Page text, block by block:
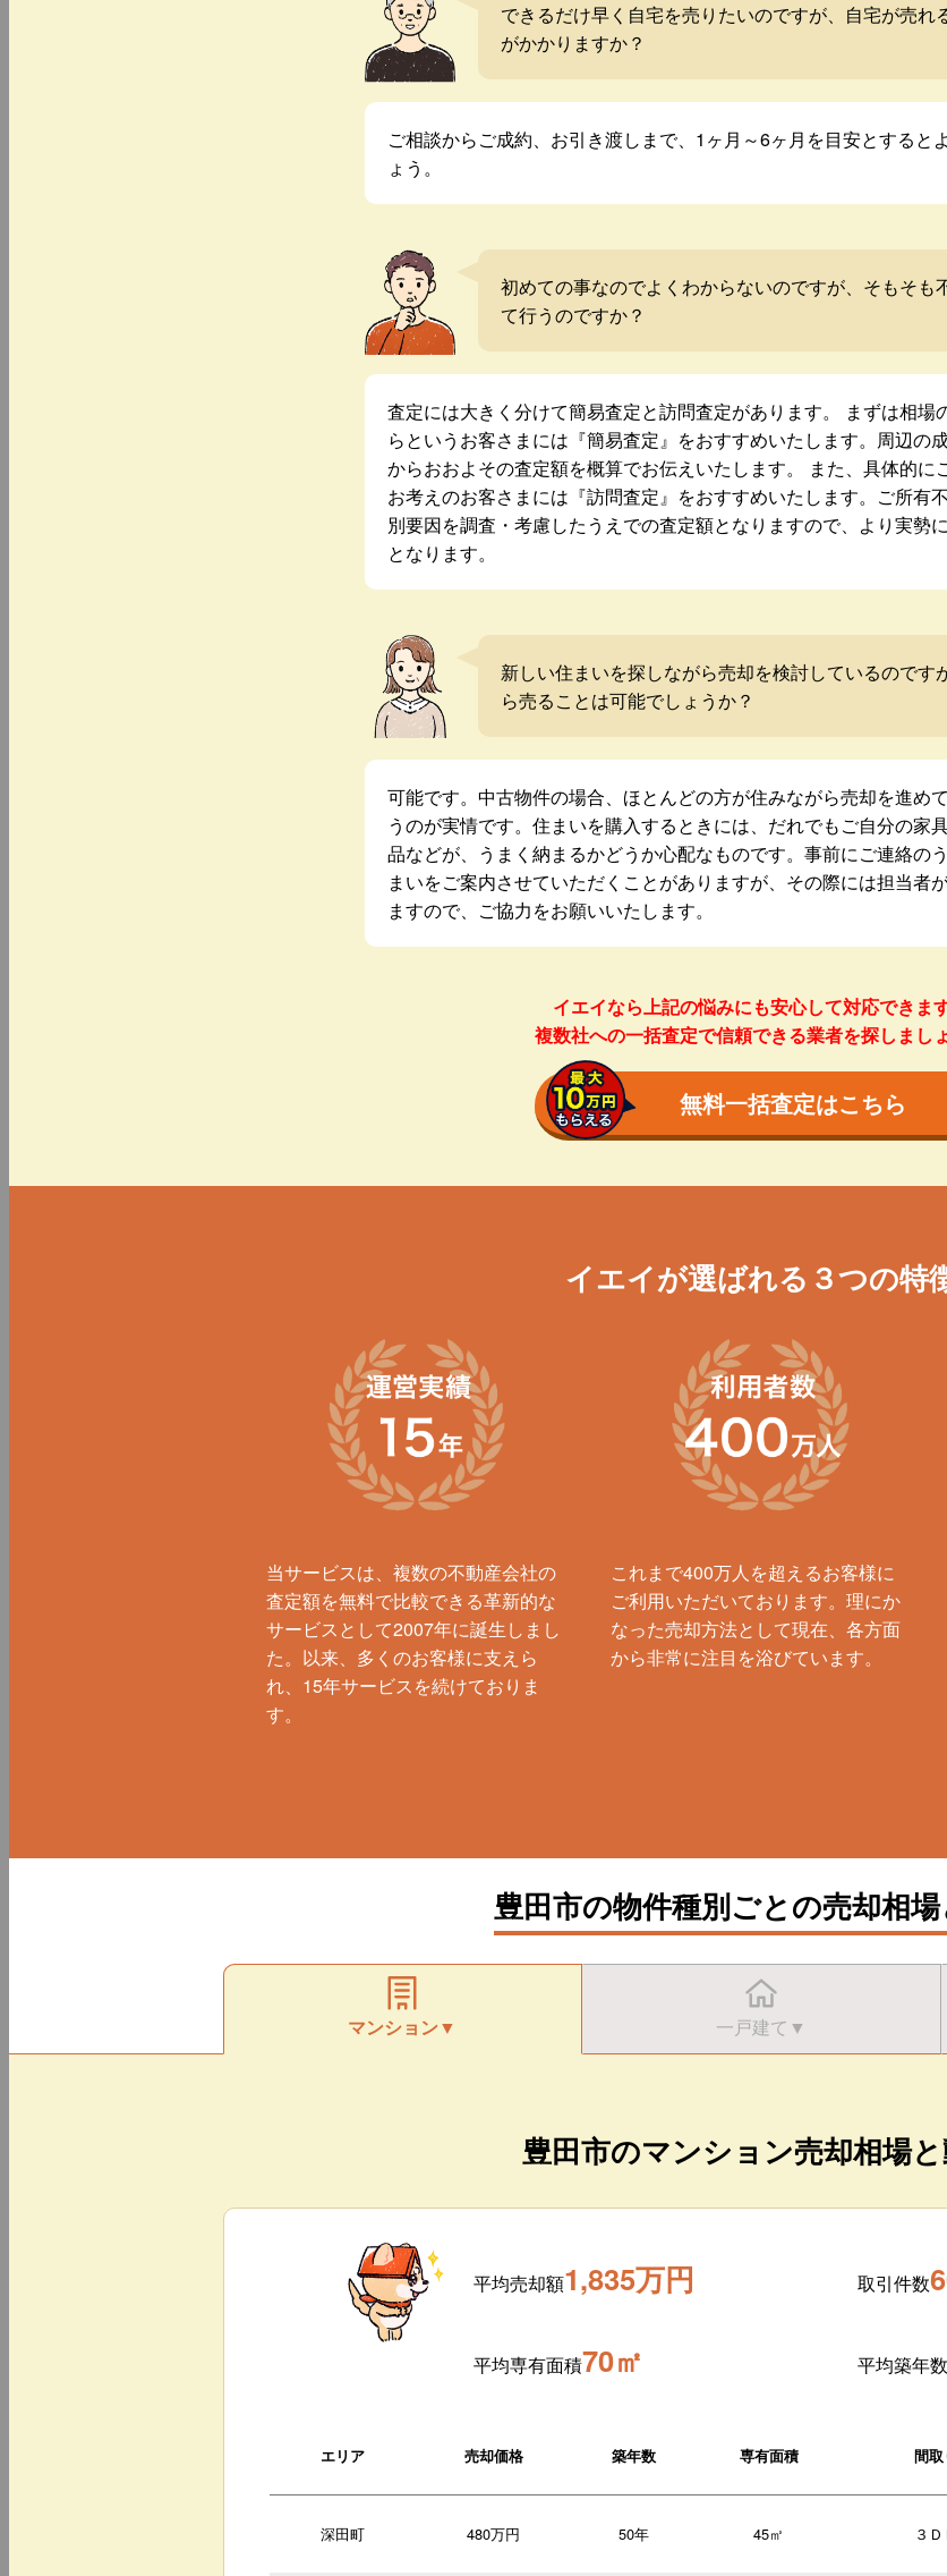
できるだけ早く自宅を売りたいのですが、自宅が売れ
がかかりますか？
ご相談からご成約、お引き渡しまで、1ヶ月～6ヶ月を目安とすると
ょう。
初めての事なのでよくわからないのですが、そもそも
て行うのですか？
査定には大きく分けて簡易査定と訪問査定があります。 まずは相場
らというお客さまには『簡易査定』をおすすめいたします。周辺の
からおおよその査定額を概算でお伝えいたします。 また、具体的に
お考えのお客さまには『訪問査定』をおすすめいたします。ご所有
別要因を調査・考慮したうえでの査定額となりますので、より実勢
となります。
新しい住まいを探しながら売却を検討しているのです
ら売ることは可能でしょうか？
可能です。中古物件の場合、ほとんどの方が住みながら売却を進め
うのが実情です。住まいを購入するときには、だれでもご自分の家
品などが、うまく納まるかどうか心配なものです。事前にご連絡の
まいをご案内させていただくことがありますが、その際には担当者
ますので、ご協力をお願いいたします。
イエイなら上記の悩みにも安心して対応できま
複数社への一括査定で信頼できる業者を探しまし
無料一括査定はこちら
イエイが選ばれる３つの特
当サービスは、複数の不動産会社の
査定額を無料で比較できる革新的な
サービスとして2007年に誕生しまし
た。以来、多くのお客様に支えら
れ、15年サービスを続けておりま
す。
これまで400万人を超えるお客様に
ご利用いただいております。理にか
なった売却方法として現在、各方面
から非常に注目を浴びています。
豊田市の物件種別ごとの売却相
マンション▼ 一戸建て▼
豊田市のマンション売却相場
平均売却額1,835万円 取引件数
平均専有面積70㎡ 平均築年数
エリア 売却価格 築年数 専有面積 間取
深田町 480万円 50年 45㎡ ３Ｄ